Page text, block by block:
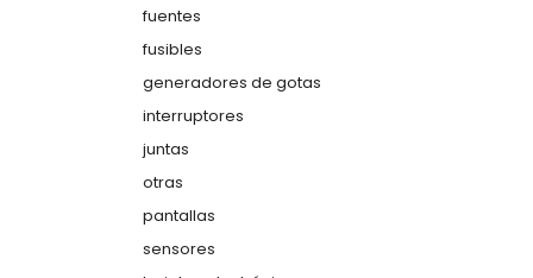
fuentes
fusibles
generadores de gotas
interruptores
juntas
otras
pantallas
sensores